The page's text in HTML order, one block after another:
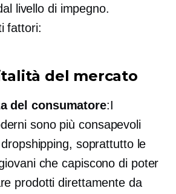
livello di impegno.
fattori:
del mercato
del consumatore:I
sono più consapevoli
soprattutto le
che capiscono di poter
prodotti direttamente da